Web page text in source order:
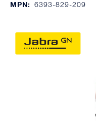
MPN: 6393-829-209